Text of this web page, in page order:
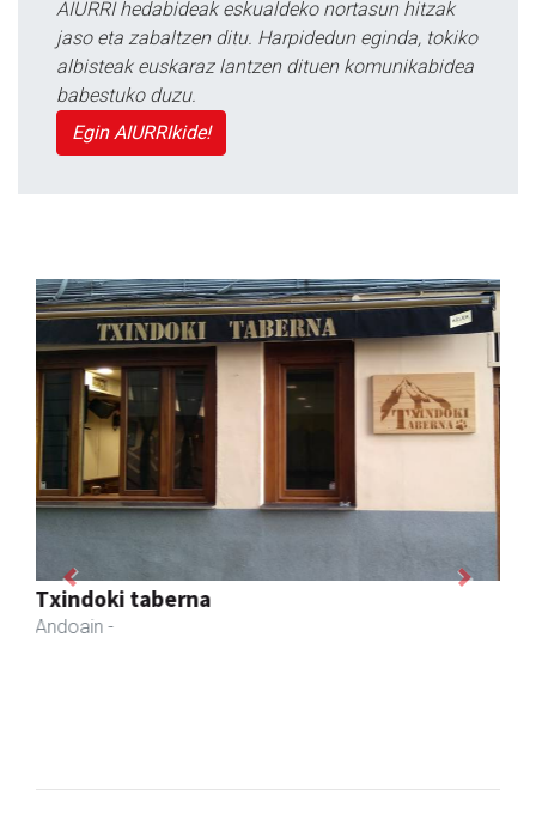
AIURRI hedabideak eskualdeko nortasun hitzak
jaso eta zabaltzen ditu. Harpidedun eginda, tokiko
albisteak euskaraz lantzen dituen komunikabidea
babestuko duzu.
Egin AIURRIkide!
Previous Next